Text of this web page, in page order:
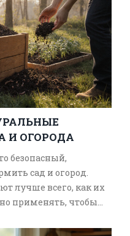
И ОГОРОДА
безопасный,
сад и огород.
лучше всего, как их
применять, чтобы